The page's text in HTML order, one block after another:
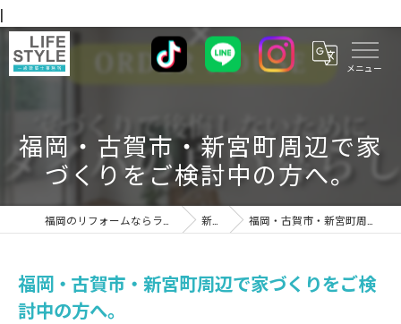
|
福岡・古賀市・新宮町周辺で家
づくりをご検討中の方へ。
新着情報 福岡・古賀市・新宮町周辺で家づくりをご検討中の方へ。
福岡・古賀市・新宮町周辺で家づくりをご検
討中の方へ。